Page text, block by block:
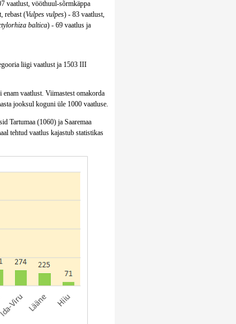
vaatlust, vööthuul-sõrmkäppa
rebast (Vulpes vulpes) - 83 vaatlust,
baltica) - 69 vaatlus ja
liigi vaatlust ja 1503 III
vaatlust. Viimastest omakorda
jooksul koguni üle 1000 vaatluse.
Tartumaa (1060) ja Saaremaa
tehtud vaatlus kajastub statistikas